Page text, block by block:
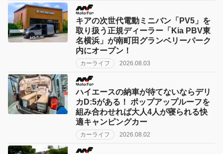
キアの次世代電動ミニバン「PV5」を
取り扱う正規ディーラー「Kia PBV東
名横浜」が南町田グランベリーパーク
内にオープン！
カーライフ 2026.08.03
ハイエースの納車が待てないならデリ
カD:5がある！ ポップアップルーフを
組み合わせれば大人4人が寝られる快
適キャンピングカー
カーライフ 2026.08.02